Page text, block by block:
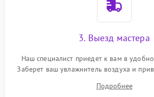
3. Выезд мастера
Наш специалист приедет к вам в
Заберет ваш увлажнитель воздуха и
Подробнее